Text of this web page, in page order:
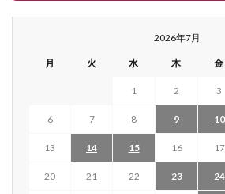
2026年7月
月 火 水 木 金
1 2 3
6 7 8 9 10
13 14 15 16 17
20 21 22 23 24